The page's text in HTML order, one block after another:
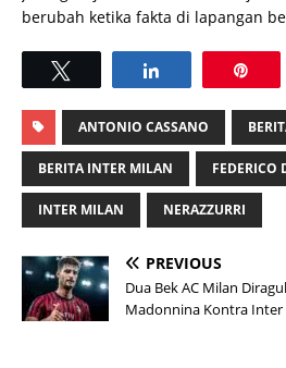
berubah ketika fakta di lapangan
ANTONIO CASSANO
BERITA INTER MILAN FEDERICO
INTER MILAN NERAZZURRI
PREVIOUS
Dua Bek AC Milan
Madonnina Kontra Inter